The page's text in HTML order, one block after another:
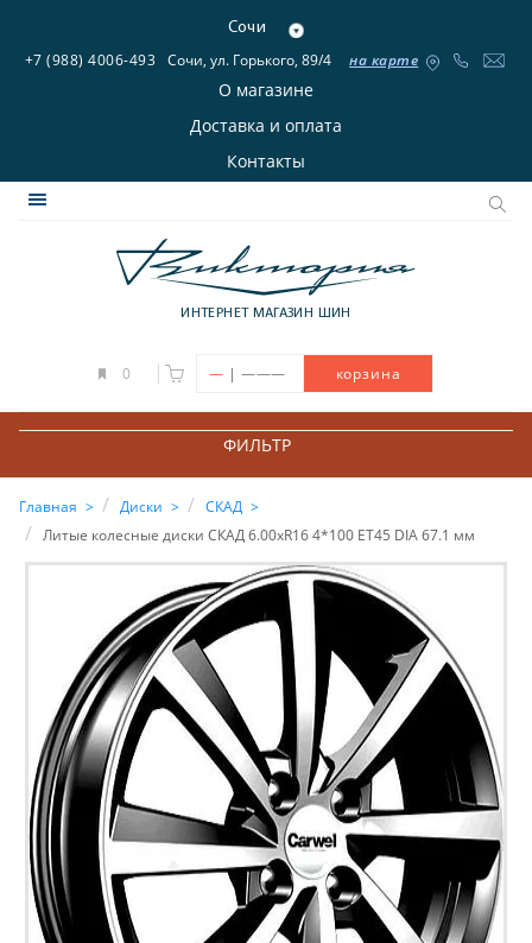
Сочи
+7 (988) 4006-493 Сочи, ул. Горького, 89/4 на карте
О магазине
Доставка и оплата
Контакты
ИНТЕРНЕТ МАГАЗИН ШИН
0 — | ——— корзина
ФИЛЬТР
Главная Диски
СКАД
Литые колесные диски СКАД 6.00xR16 4*100 ET45 DIA 67.1 мм